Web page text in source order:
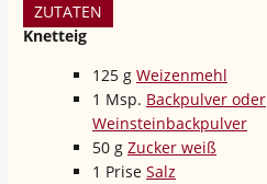
ZUTATEN
Knetteig
125 g Weizenmehl
1 Msp. Backpulver oder
Weinsteinbackpulver
50 g Zucker weiß
1 Prise Salz